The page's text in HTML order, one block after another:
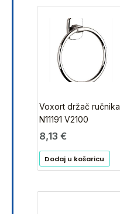
Voxort držač ručnika
N11191 V2100
8,13 €
Dodaj u košaricu